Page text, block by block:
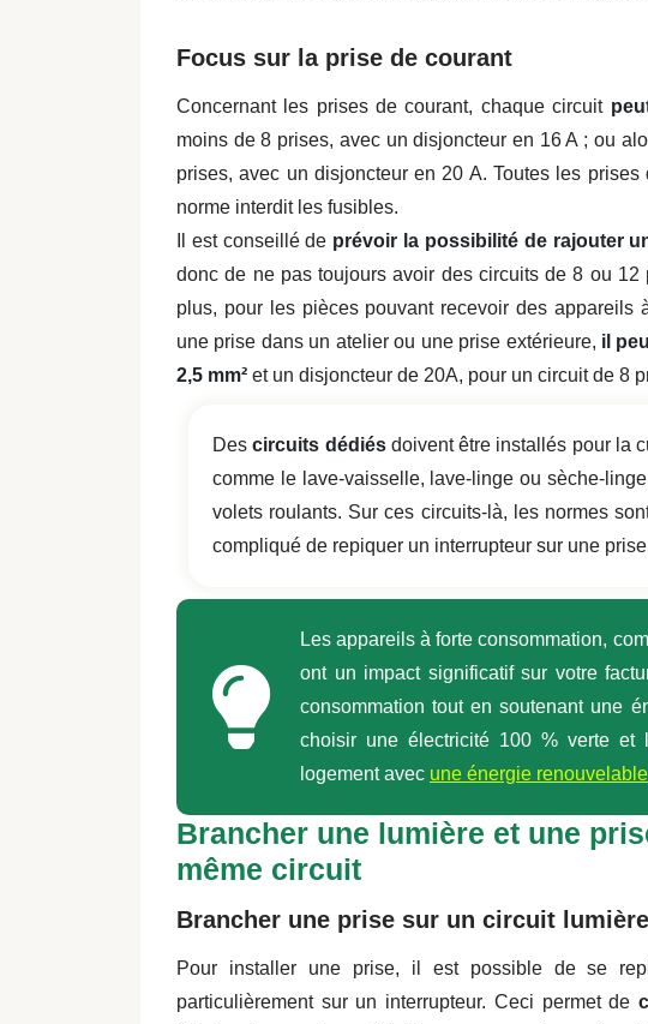
Focus sur la prise de courant
Concernant les prises de courant, chaque circuit
moins de 8 prises, avec un disjoncteur en 16 A ; ou
prises, avec un disjoncteur en 20 A. Toutes les
norme interdit les fusibles.
Il est conseillé de prévoir la possibilité de rajouter
donc de ne pas toujours avoir des circuits de 8 ou 12
plus, pour les pièces pouvant recevoir des appareils
une prise dans un atelier ou une prise extérieure, il
2,5 mm² et un disjoncteur de 20A, pour un circuit de 8
Descircuits dédiésdoivent être installés pour la
comme le lave-vaisselle, lave-linge ou sèche-
volets roulants. Sur ces circuits-là, les normes
compliqué de repiquer un interrupteur sur une
Les appareils à forte consommation,
ont un impact significatif sur votre
consommation tout en soutenant une
choisir une électricité 100 % verte et
logement avec une énergie
Brancher une lumière et une
même circuit
Brancher une prise sur un circuit lumière
Pour installer une prise, il est possible de se
particulièrement sur un interrupteur. Ceci permet de